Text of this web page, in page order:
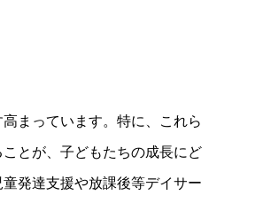
まっています。特に、これら
とが、子どもたちの成長にど
発達支援や放課後等デイサー